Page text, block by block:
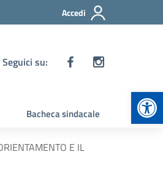
Accedi
Seguici su:
Bacheca sindacale
E IL